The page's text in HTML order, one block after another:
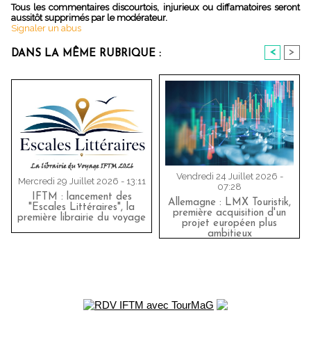
Tous les commentaires discourtois, injurieux ou diffamatoires seront
aussitôt supprimés par le modérateur.
Signaler un abus
DANS LA MÊME RUBRIQUE : < >
Mercredi 29 Juillet 2026 - 13:11
IFTM : lancement des
"Escales Littéraires", la
première librairie du voyage
Vendredi 24 Juillet 2026 -
07:28
Allemagne : LMX Touristik,
première acquisition d'un
projet européen plus
ambitieux